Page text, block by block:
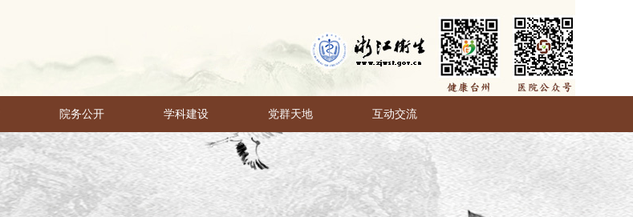
院务公开 学科建设 党群天地 互动交流